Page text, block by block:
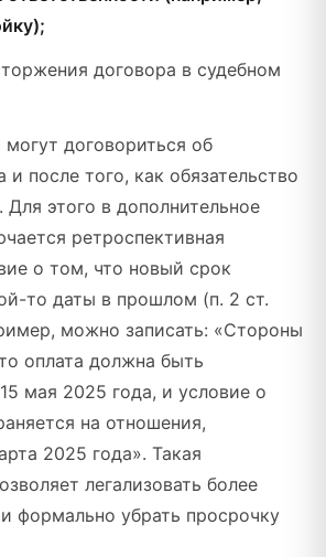
договора в судебном
договориться об
и после того, как обязательство
этого в дополнительное
ретроспективная
о том, что новый срок
то даты в прошлом (п. 2 ст.
можно записать: «Стороны
оплата должна быть
мая 2025 года, и условие о
на отношения,
2025 года». Такая
легализовать более
формально убрать просрочку